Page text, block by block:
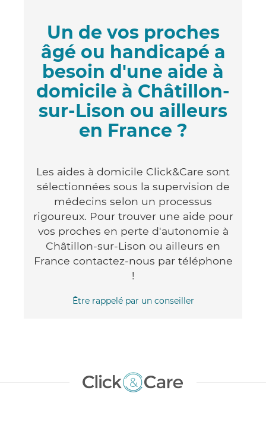
Un de vos proches
âgé ou handicapé a
besoin d'une aide à
domicile à Châtillon-
sur-Lison ou ailleurs
en France ?
Les aides à domicile Click&Care sont
sélectionnées sous la supervision de
médecins selon un processus
rigoureux. Pour trouver une aide pour
vos proches en perte d'autonomie à
Châtillon-sur-Lison ou ailleurs en
France contactez-nous par téléphone
!
Être rappelé par un conseiller